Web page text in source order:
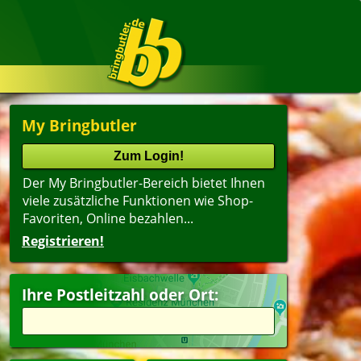
My Bringbutler
Der My Bringbutler-Bereich bietet Ihnen
viele zusätzliche Funktionen wie Shop-
Favoriten, Online bezahlen...
Registrieren!
Ihre Postleitzahl oder Ort:
Name
(ältester Shop zuerst)
Getränke